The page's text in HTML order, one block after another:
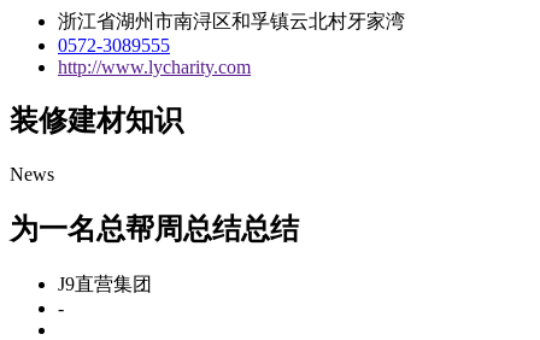
浙江省湖州市南浔区和孚镇云北村牙家湾
0572-3089555
http://www.lycharity.com
装修建材知识
News
为一名总帮周总结总结
J9直营集团
-